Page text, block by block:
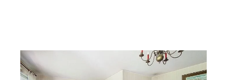
LYON 69009
100,67 m